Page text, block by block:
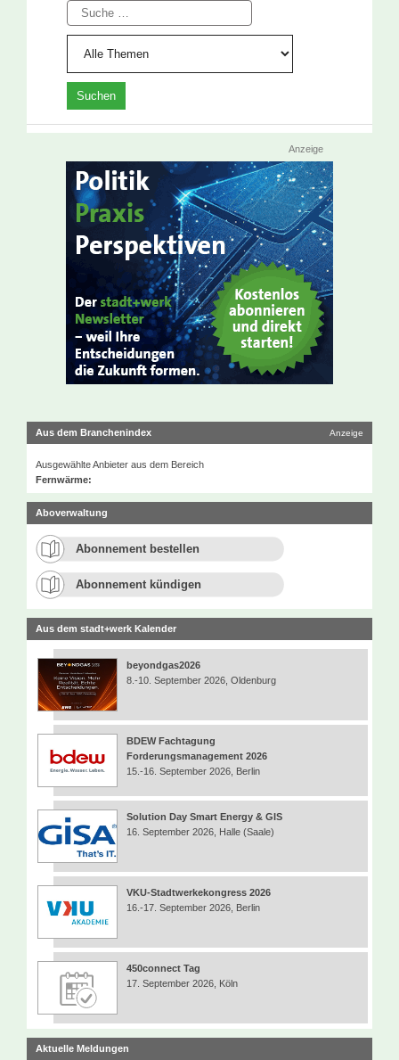
Suche
Anzeige
Aus dem Branchenindex Anzeige
Ausgewählte Anbieter aus dem Bereich
Fernwärme:
Aboverwaltung
Abonnement bestellen
Abonnement kündigen
Aus dem stadt+werk Kalender
beyondgas2026
8.-10. September 2026, Oldenburg
BDEW Fachtagung
Forderungsmanagement 2026
15.-16. September 2026, Berlin
Solution Day Smart Energy & GIS
16. September 2026, Halle (Saale)
VKU-Stadtwerkekongress 2026
16.-17. September 2026, Berlin
450connect Tag
17. September 2026, Köln
Aktuelle Meldungen